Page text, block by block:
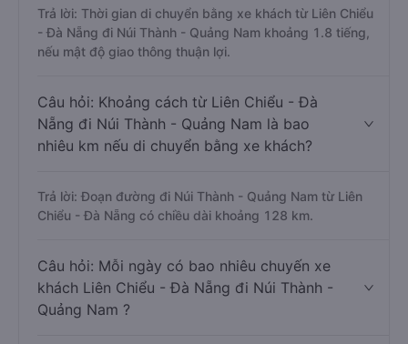
Trả lời: Thời gian di chuyển bằng xe khách từ Liên Chiểu
- Đà Nẵng đi Núi Thành - Quảng Nam khoảng 1.8 tiếng,
nếu mật độ giao thông thuận lợi.
Câu hỏi: Khoảng cách từ Liên Chiểu - Đà
Nẵng đi Núi Thành - Quảng Nam là bao
nhiêu km nếu di chuyển bằng xe khách?
Trả lời: Đoạn đường đi Núi Thành - Quảng Nam từ Liên
Chiểu - Đà Nẵng có chiều dài khoảng 128 km.
Câu hỏi: Mỗi ngày có bao nhiêu chuyến xe
khách Liên Chiểu - Đà Nẵng đi Núi Thành -
Quảng Nam ?